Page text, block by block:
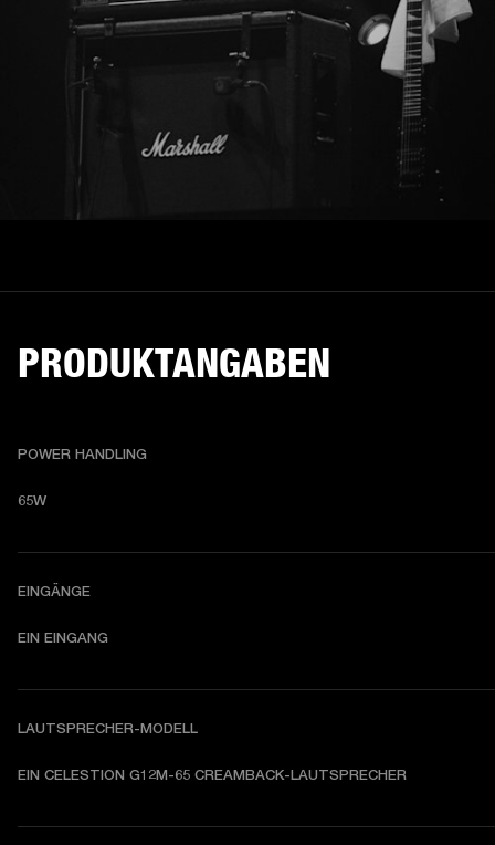
PRODUKTANGABEN
POWER HANDLING
65W
EINGÄNGE
EIN EINGANG
LAUTSPRECHER-MODELL
EIN CELESTION G12M-65 CREAMBACK-LAUTSPRECHER